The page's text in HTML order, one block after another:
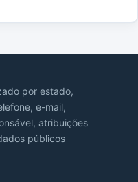
por estado,
e-mail,
atribuições
públicos